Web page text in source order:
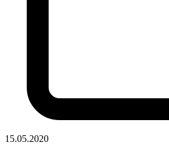
15.05.2020